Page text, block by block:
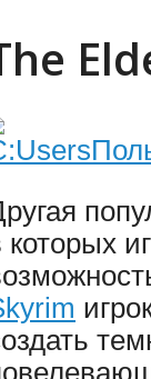
которых